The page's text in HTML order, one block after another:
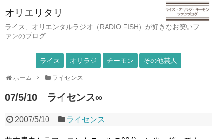
オリエリタリ
ライス、オリエンタルラジオ（RADIO FISH）が好きなお笑いフ
ァンのブログ
ライス オリラジ チーモン その他芸人
ホーム ライセンス
07/5/10 ライセンス∞
2007/5/10 ライセンス